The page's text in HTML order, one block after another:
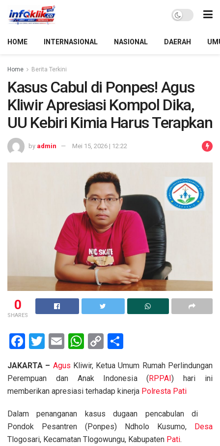
HOME INTERNASIONAL NASIONAL DAERAH
Home Berita Terkini
Kasus Cabul di Ponpes! Agus
Kliwir Apresiasi Kompol Dika,
UU Kebiri Kimia Harus Terapkan
by admin Mei 15, 2026 | 12:22
0
SHARES
F
ce
b
o
k
T
tt
er
E
ail
W
at
s
p
p
C
py
Li
k
ar
e
JAKARTA – Agus Kliwir, Ketua Umum Rumah Perlindungan
Perempuan dan Anak Indonesia ( RPPAI) hari ini
memberikan apresiasi terhadap kinerja Polresta Pati
Dalam penanganan kasus dugaan pencabulan di
Pondok Pesantren (Ponpes) Ndholo Kusumo,
Desa
Tlogosari, Kecamatan Tlogowungu, Kabupaten Pati.